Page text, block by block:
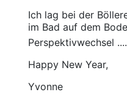
Ich lag bei der
im Bad auf dem
Perspektivwechsel ....
Happy New Year,
Yvonne